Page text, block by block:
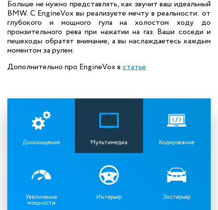
Больше не нужно представлять, как звучит ваш идеальный
BMW. С EngineVox вы реализуете мечту в реальности: от
глубокого и мощного гула на холостом ходу до
пронзительного рева при нажатии на газ. Ваши соседи и
пешеходы обратят внимание, а вы наслаждаетесь каждым
моментом за рулем.
Дополнительно про EngineVox в статье
Дооснащение Мультимедиа Кодирование
Увеличение
мощности
Интерьер Экстерьер